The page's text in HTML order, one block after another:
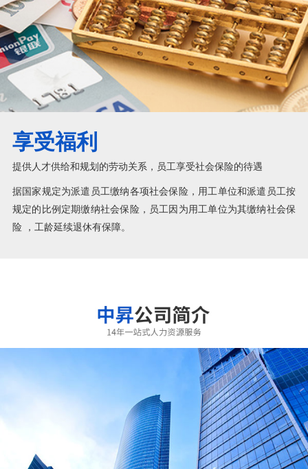
享受福利
提供人才供给和规划的劳动关系，员工享受社会保险的待遇
据国家规定为派遣员工缴纳各项社会保险，用工单位和派遣员工按
规定的比例定期缴纳社会保险，员工因为用工单位为其缴纳社会保
险 ，工龄延续退休有保障。